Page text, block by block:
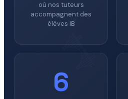
où nos tuteurs
accompagnent des
élèves IB
6